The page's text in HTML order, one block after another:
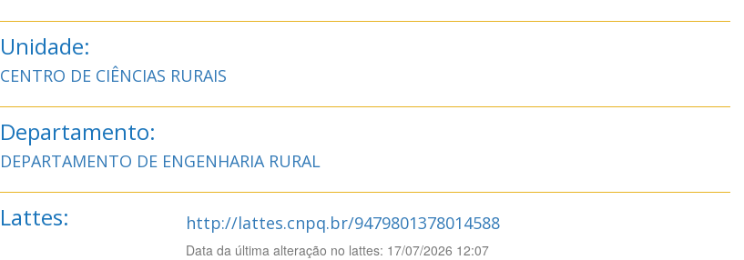
Unidade:
CENTRO DE CIÊNCIAS RURAIS
Departamento:
DEPARTAMENTO DE ENGENHARIA RURAL
Lattes: http://lattes.cnpq.br/9479801378014588
Data da última alteração no lattes: 17/07/2026 12:07